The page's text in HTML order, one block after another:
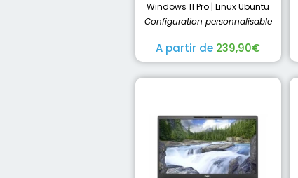
Windows 11 Pro | Linux Ubuntu
Configuration personnalisable
A partir de 239,90€